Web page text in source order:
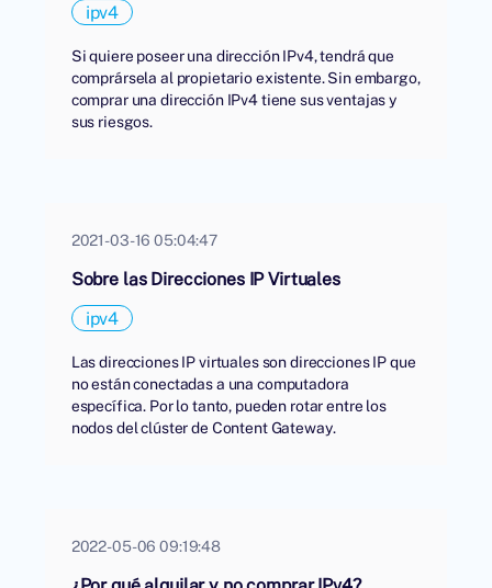
ipv4
Si quiere poseer una dirección IPv4, tendrá que
comprársela al propietario existente. Sin embargo,
comprar una dirección IPv4 tiene sus ventajas y
sus riesgos.
2021-03-16 05:04:47
Sobre las Direcciones IP Virtuales
ipv4
Las direcciones IP virtuales son direcciones IP que
no están conectadas a una computadora
específica. Por lo tanto, pueden rotar entre los
nodos del clúster de Content Gateway.
2022-05-06 09:19:48